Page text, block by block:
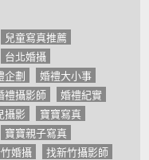
兒童寫真推薦
台北婚攝
企劃
婚禮大小事
禮攝影師
婚禮紀實
攝影
寶寶寫真
寶寶親子寫真
婚攝
找新竹攝影師